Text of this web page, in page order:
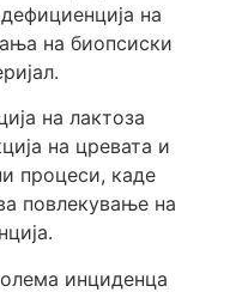
на
на биопсиски
на лактоза
на цревата и
процеси, каде
повлекување на
инциденца